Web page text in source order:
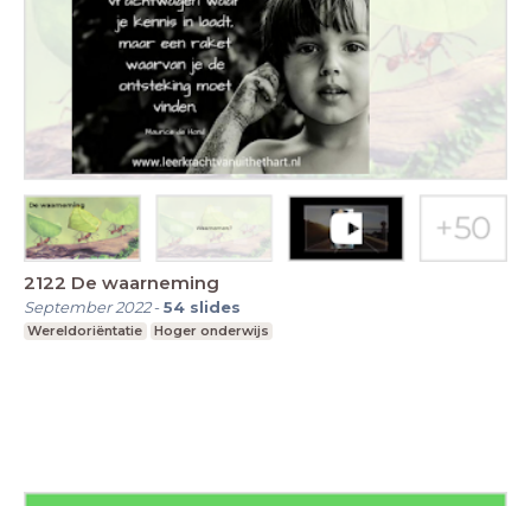
2122 De waarneming
September 2022-54 slides
Wereldoriëntatie Hoger onderwijs